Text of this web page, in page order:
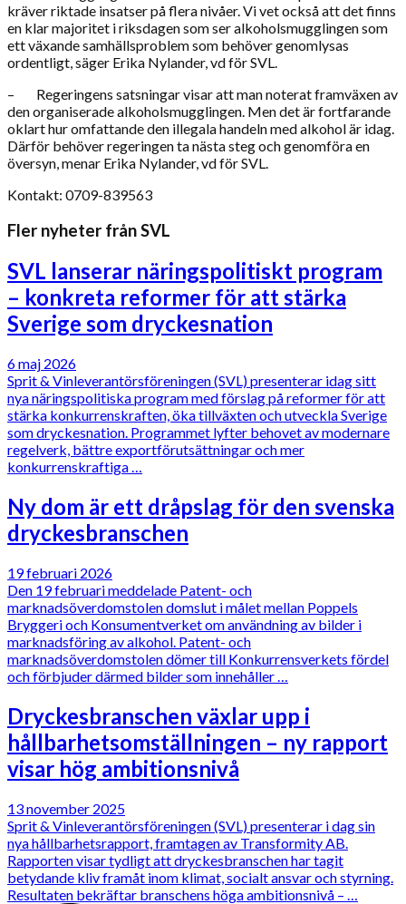
kräver riktade insatser på flera nivåer. Vi vet också att det finns
en klar majoritet i riksdagen som ser alkoholsmugglingen som
ett växande samhällsproblem som behöver genomlysas
ordentligt, säger Erika Nylander, vd för SVL.
– Regeringens satsningar visar att man noterat framväxen av
den organiserade alkoholsmugglingen. Men det är fortfarande
oklart hur omfattande den illegala handeln med alkohol är idag.
Därför behöver regeringen ta nästa steg och genomföra en
översyn, menar Erika Nylander, vd för SVL.
Kontakt: 0709-839563
Fler nyheter från SVL
SVL lanserar näringspolitiskt program
– konkreta reformer för att stärka
Sverige som dryckesnation
6 maj 2026
Sprit & Vinleverantörsföreningen (SVL) presenterar idag sitt
nya näringspolitiska program med förslag på reformer för att
stärka konkurrenskraften, öka tillväxten och utveckla Sverige
som dryckesnation. Programmet lyfter behovet av modernare
regelverk, bättre exportförutsättningar och mer
konkurrenskraftiga …
Ny dom är ett dråpslag för den svenska
dryckesbranschen
19 februari 2026
Den 19 februari meddelade Patent- och
marknadsöverdomstolen domslut i målet mellan Poppels
Bryggeri och Konsumentverket om användning av bilder i
marknadsföring av alkohol. Patent- och
marknadsöverdomstolen dömer till Konkurrensverkets fördel
och förbjuder därmed bilder som innehåller …
Dryckesbranschen växlar upp i
hållbarhetsomställningen – ny rapport
visar hög ambitionsnivå
13 november 2025
Sprit & Vinleverantörsföreningen (SVL) presenterar i dag sin
nya hållbarhetsrapport, framtagen av Transformity AB.
Rapporten visar tydligt att dryckesbranschen har tagit
betydande kliv framåt inom klimat, socialt ansvar och styrning.
Resultaten bekräftar branschens höga ambitionsnivå – …